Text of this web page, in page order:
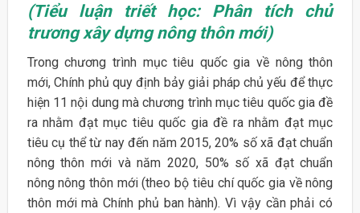
(Tiểu luận triết học: Phân tích chủ
trương xây dựng nông thôn mới)
Trong chương trình mục tiêu quốc gia về nông thôn
mới, Chính phủ quy định bảy giải pháp chủ yếu để thực
hiện 11 nội dung mà chương trình mục tiêu quốc gia đề
ra nhằm đạt mục tiêu quốc gia đề ra nhằm đạt mục
tiêu cụ thể từ nay đến năm 2015, 20% số xã đạt chuẩn
nông thôn mới và năm 2020, 50% số xã đạt chuẩn
nông nông thôn mới (theo bộ tiêu chí quốc gia về nông
thôn mới mà Chính phủ ban hành). Vì vậy cần phải có